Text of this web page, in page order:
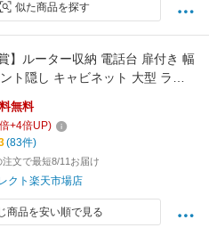
似た商品を探す
】ルーター収納 電話台 扉付き 幅
ト隠し キャビネット 大型 ラッ
リム 棚 収納棚 木製 ルーター隠
デム隠し コードケース 配線カバ
無料
倍+4倍UP)
(83件)
文で最短8/11お届け
クト楽天市場店
商品を安い順で見る